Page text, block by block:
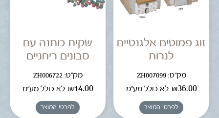
זוג פמוטים אלגנטיים
לנרות
מק"ט: ZH007099
₪36.00 לא כולל מע"מ
לפרטי המוצר
שקית כותנה עם
סבונים ריחניים
מק"ט: ZH006722
₪14.00 לא כולל מע"מ
לפרטי המוצר